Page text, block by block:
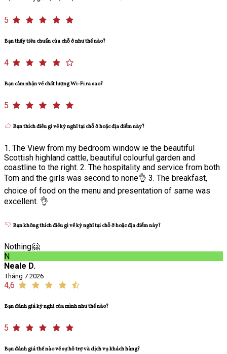
5
Bạn thấy tiêu chuẩn của chỗ ở như thế nào?
4
Bạn cảm nhận về chất lượng Wi-Fi ra sao?
5
Bạn thích điều gì về kỳ nghỉ tại chỗ ở hoặc địa điểm này?
1. The View from my bedroom window ie the beautiful
Scottish highland cattle, beautiful colourful garden and
coastline to the right. 2. The hospitality and service from both
Tom and the girls was second to none👌 3. The breakfast,
choice of food on the menu and presentation of same was
excellent. 👌
Bạn không thích điều gì về kỳ nghỉ tại chỗ ở hoặc địa điểm này?
Nothing🤗
N
Neale D.
Tháng 7 2026
4,6
Bạn đánh giá kỳ nghỉ của mình như thế nào?
5
Bạn đánh giá thế nào về sự hỗ trợ và dịch vụ khách hàng?